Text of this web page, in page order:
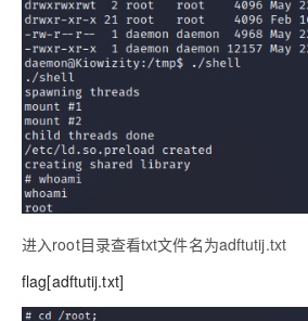
进入root目录查看txt文件名为adftutij.txt
flag[adftutij.txt]